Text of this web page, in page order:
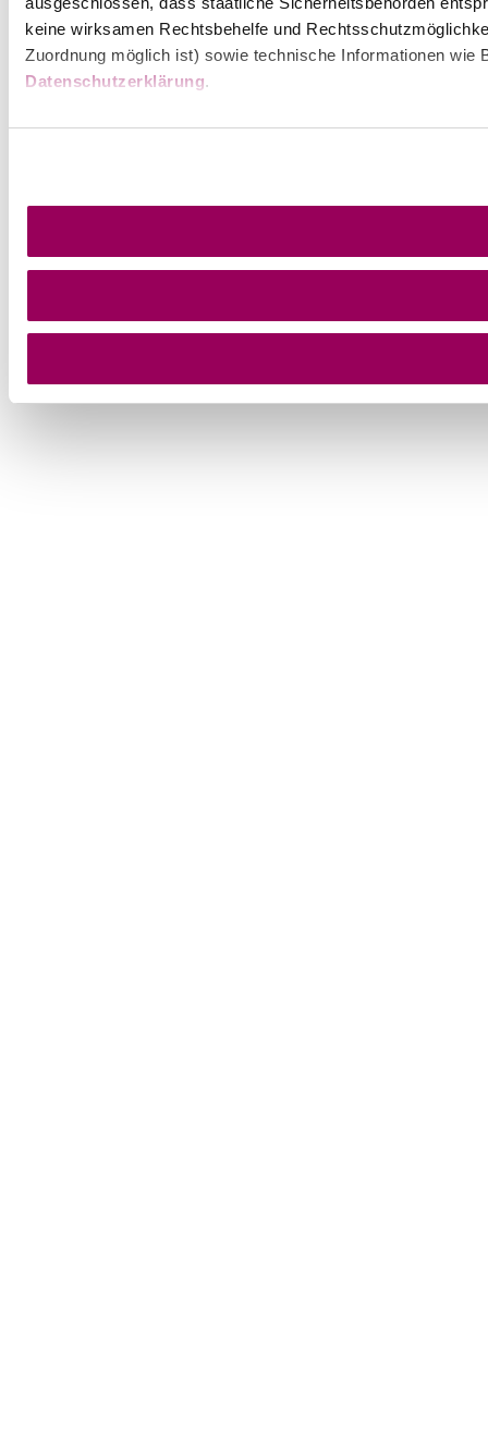
keine wirksamen Rechtsbehelfe und
Zuordnung möglich ist) sowie technische Informationen
Datenschutzerklärung.